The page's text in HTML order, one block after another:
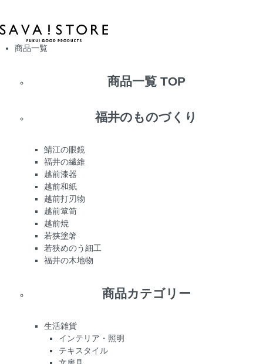
商品一覧
商品一覧 TOP
福井のものづくり
鯖江の眼鏡
福井の繊維
越前漆器
越前和紙
越前打刃物
越前箪笥
越前焼
若狭塗箸
若狭めのう細工
福井の木地物
商品カテゴリー
生活雑貨
インテリア・照明
テキスタイル